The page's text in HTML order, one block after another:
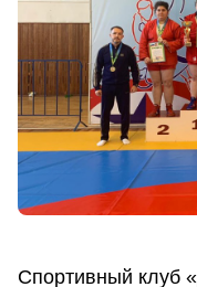
Спортивный клуб